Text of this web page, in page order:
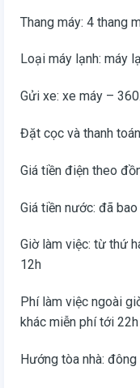
Thang máy: 4 thang
Loại máy lạnh: máy
Gửi xe: xe máy –
Đặt cọc và thanh
Giá tiền điện theo
Giá tiền nước: đã
Giờ làm việc: từ thứ
12h
Phí làm việc ngoài
khác miễn phí tới 22h
Hướng tòa nhà: đông